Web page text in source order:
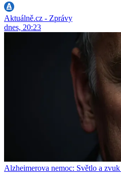
Aktuálně.cz - Zprávy
dnes, 20:23
Alzheimerova nemoc: Světlo a